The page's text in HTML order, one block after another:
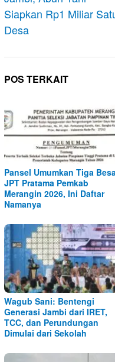
Siapkan Rp1 Miliar
Desa
POS TERKAIT
Pansel Umumkan Tiga
JPT Pratama Pemkab
Merangin 2026, Ini Daftar
Namanya
Wagub Sani: Bentengi
Generasi Jambi dari IRET,
TCC, dan Perundungan
Dimulai dari Sekolah